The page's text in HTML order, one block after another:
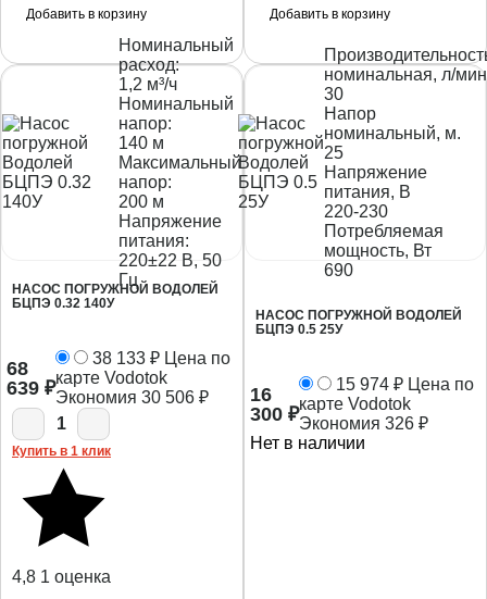
Добавить в корзину Добавить в корзину
Номинальный
расход:
1,2 м³/ч
Номинальный
напор:
140 м
Максимальный
напор:
200 м
Напряжение
питания:
220±22 В, 50
Гц
НАСОС ПОГРУЖНОЙ ВОДОЛЕЙ
БЦПЭ 0.32 140У
68
639 ₽
38 133 ₽ Цена по
карте Vodotok
Экономия 30 506 ₽
1
Купить в 1 клик
4,8 1 оценка
номинальная, л/
30
Напор
номинальный, м.
25
Напряжение
питания, В
220-230
Потребляемая
мощность, Вт
690
НАСОС ПОГРУЖНОЙ ВОДОЛЕЙ
БЦПЭ 0.5 25У
16
300 ₽
15 974 ₽ Цена по
карте Vodotok
Экономия 326 ₽
Нет в наличии